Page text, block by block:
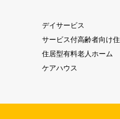
デイサービス
サービス付高齢者向け
住居型有料老人ホーム
ケアハウス